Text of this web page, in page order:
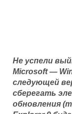
Не успели
Microsoft —
следующей
сберегать
обновления